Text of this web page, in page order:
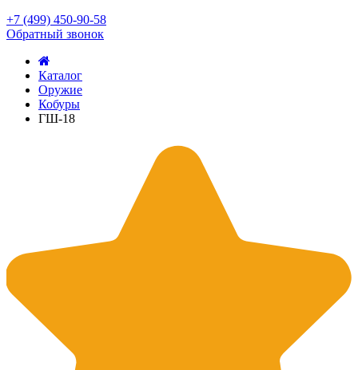
+7 (499) 450-90-58
Обратный звонок
Каталог
Оружие
Кобуры
ГШ-18